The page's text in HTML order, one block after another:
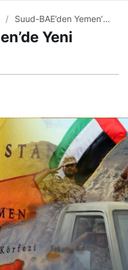
Suud-BAE’den Yemen’de
Yeni Hamleler
Yeni